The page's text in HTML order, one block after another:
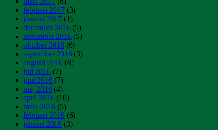
februari 2017 (3)
januari 2017 (1)
december 2016 (5)
november 2016 (5)
oktober 2016 (6)
september 2016 (3)
augusti 2016 (8)
juli 2016 (7)
juni 2016 (7)
maj 2016 (4)
april 2016 (10)
mars 2016 (5)
februari 2016 (6)
januari 2016 (3)